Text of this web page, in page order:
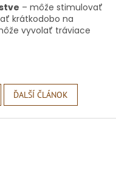
– môže stimulovať
krátkodobo na
vyvolať tráviace
ĎALŠÍ ČLÁNOK